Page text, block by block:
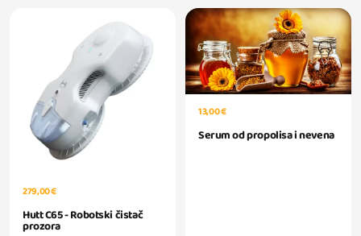
279,00 €
Hutt C65 - Robotski čistač
prozora
13,00 €
Serum od propolisa i nevena